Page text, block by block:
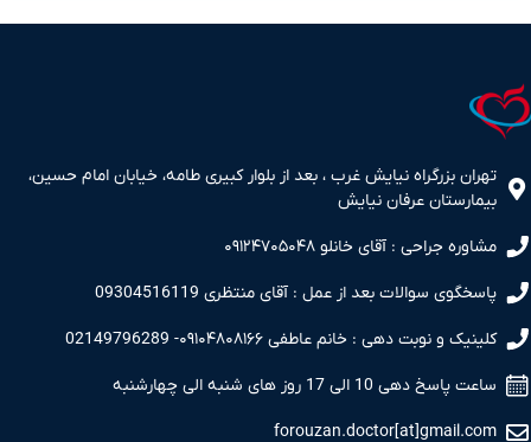
بزرگراه نیایش غرب ، بعد از بلوار کبیری طامه، خیابان امام حسین،
عرفان نیایش
جراحی : آقای خانلو ۰۹۱۲۴۷۰۵۰۴۸
سوالات بعد از عمل : آقای منتظری 09304516119
و نوبت دهی : خانم عاطفی ۰۹۱۰۴۸۰۸۱۶۶- 02149796289
دهی 10 الی 17 روز های شنبه الی چهارشنبه